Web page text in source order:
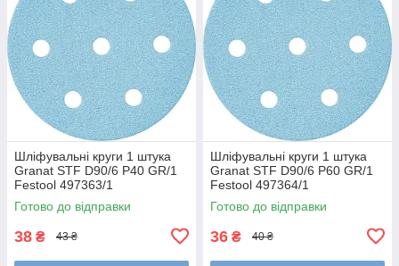
Шліфувальні круги 1 штука
Granat STF D90/6 P40 GR/1
Festool 497363/1
Готово до відправки
38 ₴ 43 ₴
Шліфувальні круги 1 штука
Granat STF D90/6 Р60 GR/1
Festool 497364/1
Готово до відправки
36 ₴ 40 ₴